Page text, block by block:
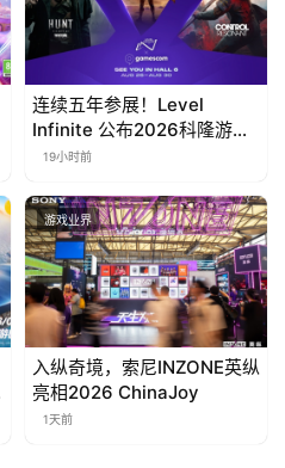
连续五年参展！Level
Infinite 公布2026科隆游戏
展产品阵容
19小时前
游戏业界
入纵奇境，索尼INZONE英纵
亮相2026 ChinaJoy
1天前